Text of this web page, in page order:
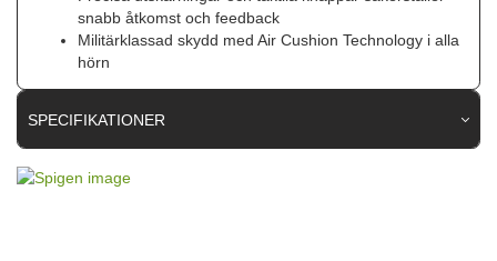
snabb åtkomst och feedback
Militärklassad skydd med Air Cushion Technology i alla
hörn
SPECIFIKATIONER